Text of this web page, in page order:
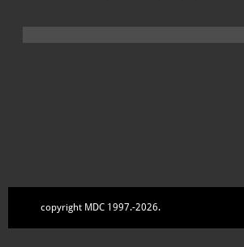
copyright MDC 1997.-2026.